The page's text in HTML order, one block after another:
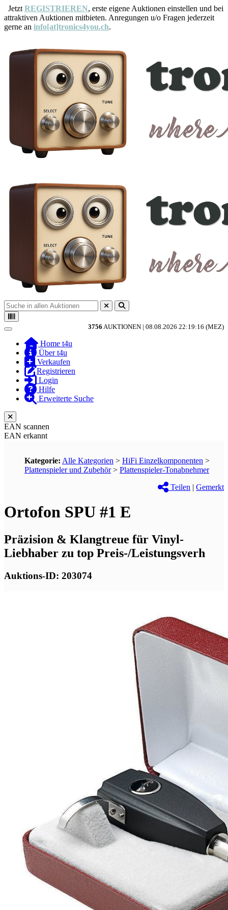
Jetzt REGISTRIEREN, erste eigene Auktionen einstellen und bei
attraktiven Auktionen mitbieten. Anregungen u/o Fragen jederzeit
gerne an info[at]tronics4you.ch.
3756 AUKTIONEN | 08.08.2026 22:19:16 (MEZ)
Toggle navigation
Home t4u
Über t4u
Verkaufen
Registrieren
Login
Hilfe
Erweiterte Suche
EAN scannen
EAN erkannt
Kategorie: Alle Kategorien > HiFi Einzelkomponenten >
Plattenspieler und Zubehör> Plattenspieler-Tonabnehmer
Teilen | Gemerkt
Ortofon SPU #1 E
Präzision & Klangtreue für Vinyl-
Liebhaber zu top Preis-/Leistungsverh
Auktions-ID: 203074